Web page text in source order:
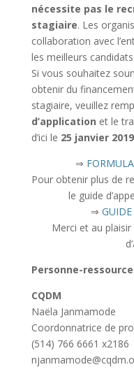
nécessite pas le
stagiaire. Les
collaboration avec
les meilleurs
Si vous souhaitez
obtenir du
stagiaire, veuillez
d’application et le
d’ici le 25 janvier 2019
⇒
Pour obtenir plus de
le guide
⇒ GUIDE
Merci et au
Personne-
CQDM
Naëla Janmamode
Coordonnatrice de
(514) 766 6661 x2186